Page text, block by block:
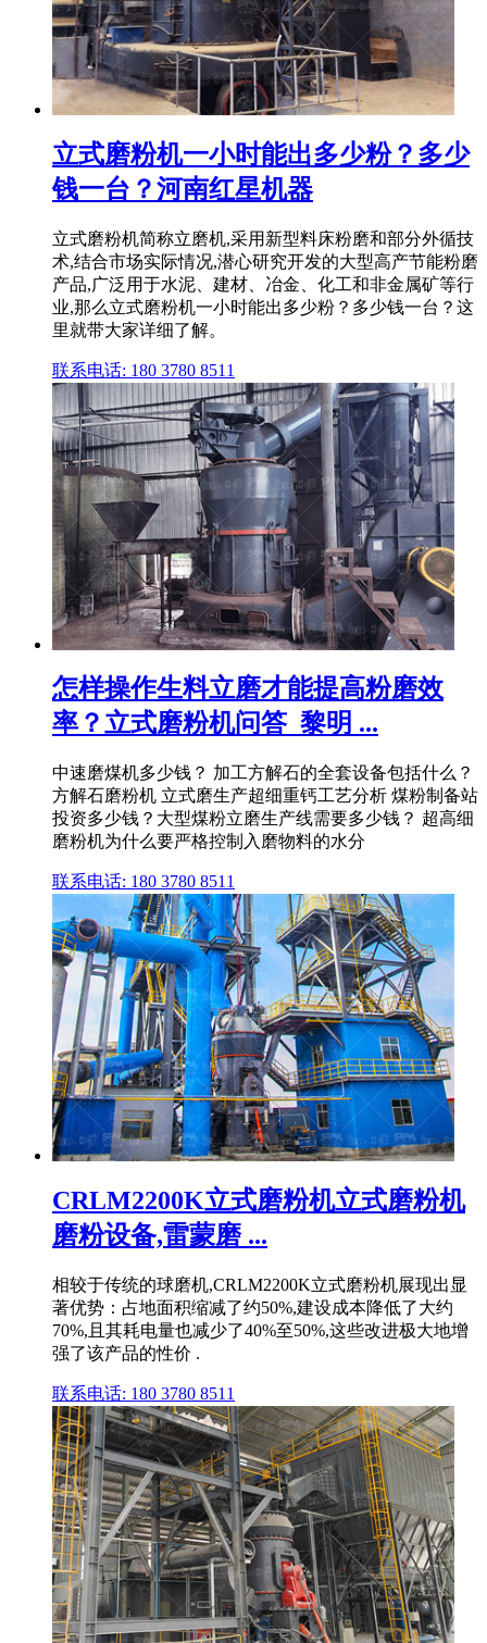
立式磨粉机一小时能出多少粉？多少
钱一台？河南红星机器
立式磨粉机简称立磨机,采用新型料床粉磨和部分外循技
术,结合市场实际情况,潜心研究开发的大型高产节能粉磨
产品,广泛用于水泥、建材、冶金、化工和非金属矿等行
业,那么立式磨粉机一小时能出多少粉？多少钱一台？这
里就带大家详细了解。
联系电话: 180 3780 8511
怎样操作生料立磨才能提高粉磨效
率？立式磨粉机问答_黎明 ...
中速磨煤机多少钱？ 加工方解石的全套设备包括什么？
方解石磨粉机 立式磨生产超细重钙工艺分析 煤粉制备站
投资多少钱？大型煤粉立磨生产线需要多少钱？ 超高细
磨粉机为什么要严格控制入磨物料的水分
联系电话: 180 3780 8511
CRLM2200K立式磨粉机立式磨粉机
磨粉设备,雷蒙磨 ...
相较于传统的球磨机,CRLM2200K立式磨粉机展现出显
著优势：占地面积缩减了约50%,建设成本降低了大约
70%,且其耗电量也减少了40%至50%,这些改进极大地增
强了该产品的性价 .
联系电话: 180 3780 8511